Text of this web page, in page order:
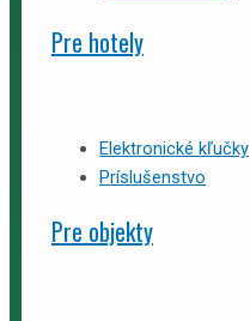
Pre hotely
Elektronické kľučky
Príslušenstvo
Pre objekty